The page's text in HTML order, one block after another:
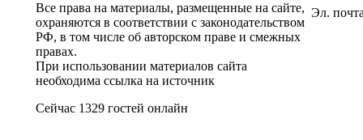
Все права на материалы, размещенные на сайте,
охраняются в соответствии с законодательством
РФ, в том числе об авторском праве и смежных
правах.
При использовании материалов сайта
необходима ссылка на источник
Сейчас 1329 гостей онлайн
Эл.